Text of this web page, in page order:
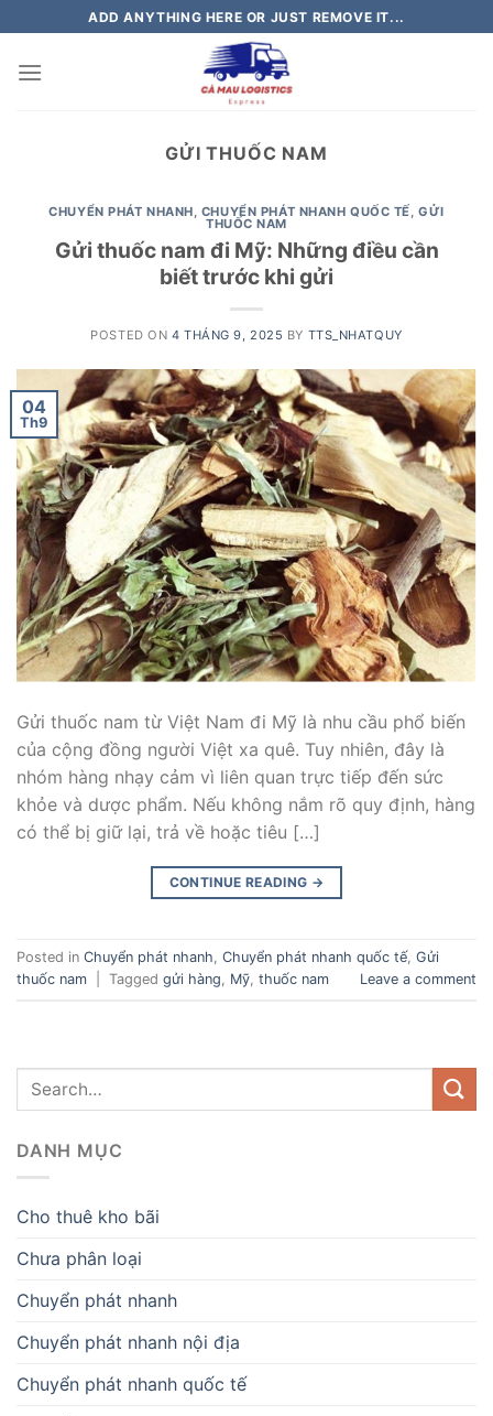
to
content
ADD ANYTHING HERE OR JUST REMOVE IT...
GỬI THUỐC NAM
CHUYỂN PHÁT NHANH, CHUYỂN PHÁT NHANH QUỐC TẾ,GỬI
THUỐC NAM
Gửi thuốc nam đi Mỹ: Những điều cần
biết trước khi gửi
POSTED ON 4 THÁNG 9, 2025 BY TTS_NHATQUY
04
Th9
Gửi thuốc nam từ Việt Nam đi Mỹ là nhu cầu phổ biến
của cộng đồng người Việt xa quê. Tuy nhiên, đây là
nhóm hàng nhạy cảm vì liên quan trực tiếp đến sức
khỏe và dược phẩm. Nếu không nắm rõ quy định, hàng
có thể bị giữ lại, trả về hoặc tiêu […]
CONTINUE READING →
Posted in Chuyển phát nhanh, Chuyển phát nhanh quốc tế, Gửi
thuốc nam
Tagged gửi hàng, Mỹ, thuốc nam Leave a comment
DANH MỤC
Cho thuê kho bãi
Chưa phân loại
Chuyển phát nhanh
Chuyển phát nhanh nội địa
Chuyển phát nhanh quốc tế